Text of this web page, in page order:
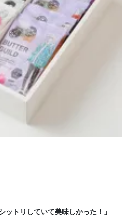
ットリしていて美味しかった！」